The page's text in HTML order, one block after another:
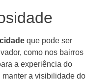
que pode ser
como nos bairros
a experiência do
manter a visibilidade do